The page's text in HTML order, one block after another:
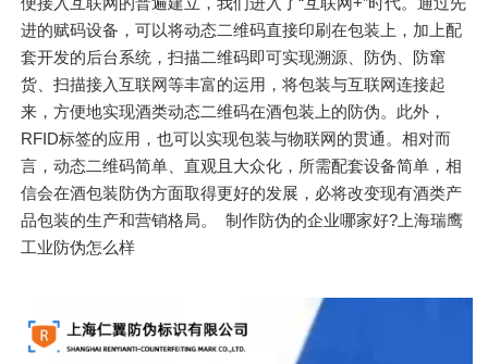
进的赋码设备，可以将动态二维码直接印刷在包装上，加上配
套开发的后台系统，扫描二维码即可实现溯源、防伪、防窜
货、扫描接入互联网等丰富的运用，将包装与互联网连接起
来，方便地实现酒类动态二维码在酒包装上的防伪。此外，
RFID标签的应用，也可以实现包装与物联网的贯通。相对而
言，动态二维码简单、直观且大众化，所需配套设备简单，相
信会在酒包装防伪方面取得更好的发展，必将改变现有酒类产
品包装的生产和营销格局。 制作防伪的企业哪家好?上海瑞鹰
工业防伪怎么样